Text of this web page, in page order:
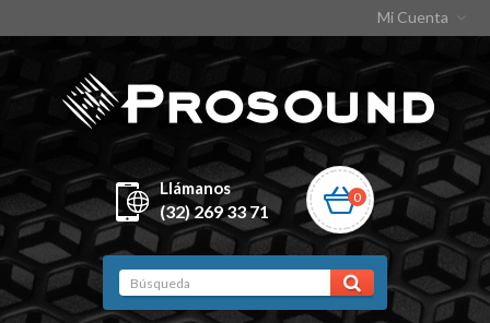
Mi Cuenta
Llámanos
(32) 269 33 71
0